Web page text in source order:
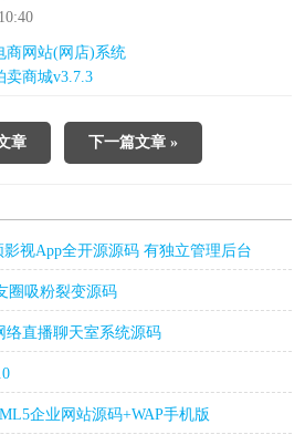
商网站(网店)系统
卖商城v3.7.3
章 下一篇文章 »
视App全开源源码 有独立管理后台
圈吸粉裂变源码
络直播聊天室系统源码
企业网站源码+WAP手机版